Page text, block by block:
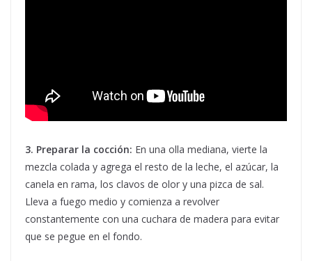
3. Preparar la cocción: En una olla mediana, vierte la
mezcla colada y agrega el resto de la leche, el azúcar, la
canela en rama, los clavos de olor y una pizca de sal.
Lleva a fuego medio y comienza a revolver
constantemente con una cuchara de madera para evitar
que se pegue en el fondo.